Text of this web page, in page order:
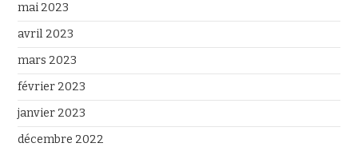
mai 2023
avril 2023
mars 2023
février 2023
janvier 2023
décembre 2022